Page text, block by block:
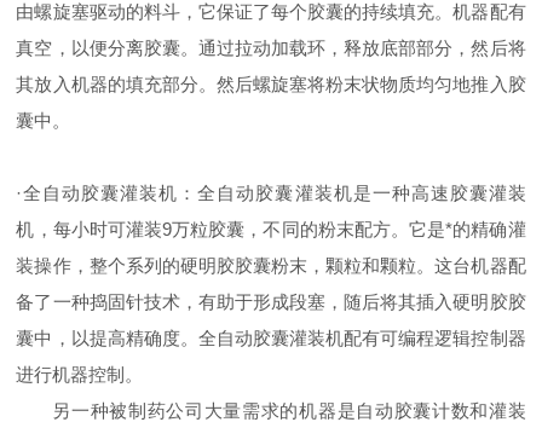
由螺旋塞驱动的料斗，它保证了每个胶囊的持续填充。机器配有
真空，以便分离胶囊。通过拉动加载环，释放底部部分，然后将
其放入机器的填充部分。然后螺旋塞将粉末状物质均匀地推入胶
囊中。
·全自动胶囊灌装机：全自动胶囊灌装机是一种高速胶囊灌装
机，每小时可灌装9万粒胶囊，不同的粉末配方。它是*的精确灌
装操作，整个系列的硬明胶胶囊粉末，颗粒和颗粒。这台机器配
备了一种捣固针技术，有助于形成段塞，随后将其插入硬明胶胶
囊中，以提高精确度。全自动胶囊灌装机配有可编程逻辑控制器
进行机器控制。
另一种被制药公司大量需求的机器是自动胶囊计数和灌装